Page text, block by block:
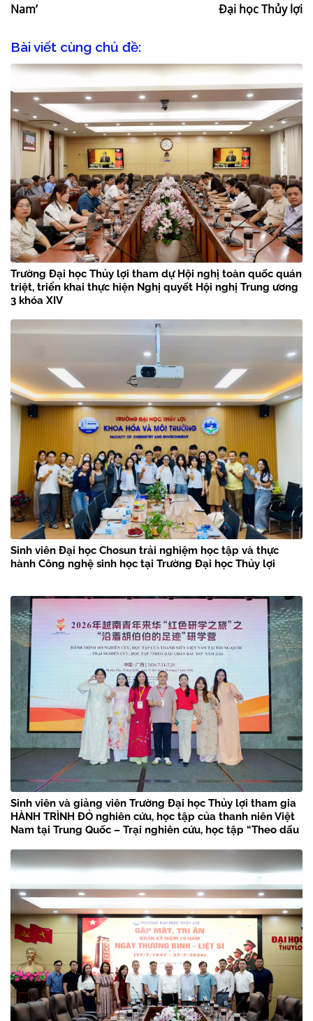
Nam’
Đại học Thủy lợi
Bài viết cùng chủ đề:
Trường Đại học Thủy lợi tham dự Hội nghị toàn quốc quán
triệt, triển khai thực hiện Nghị quyết Hội nghị Trung ương
3 khóa XIV
Sinh viên Đại học Chosun trải nghiệm học tập và thực
hành Công nghệ sinh học tại Trường Đại học Thủy lợi
Sinh viên và giảng viên Trường Đại học Thủy lợi tham gia
HÀNH TRÌNH ĐỎ nghiên cứu, học tập của thanh niên Việt
Nam tại Trung Quốc – Trại nghiên cứu, học tập “Theo dấu